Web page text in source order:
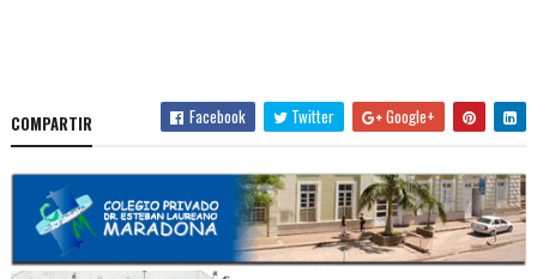
COMPARTIR Facebook Twitter Google+